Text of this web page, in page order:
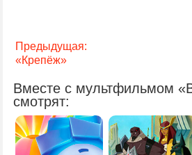
Предыдущая:
«Крепёж»
Вместе с мультфильмом
смотрят: